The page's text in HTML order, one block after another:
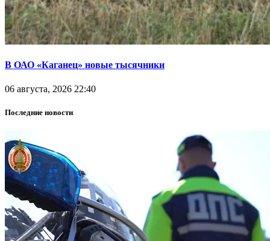
В ОАО «Каганец» новые тысячники
06 августа, 2026 22:40
Последние новости